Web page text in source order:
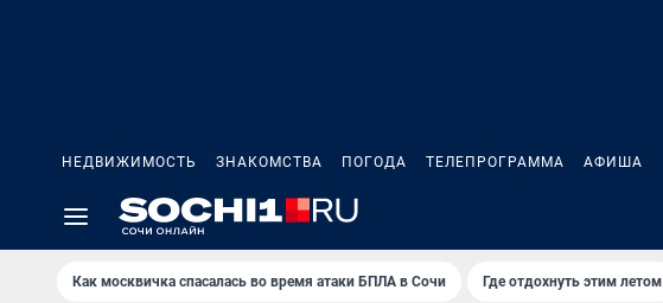
НЕДВИЖИМОСТЬ ЗНАКОМСТВА ПОГОДА ТЕЛЕПРОГРАММА АФИША
Как москвичка спасалась во время атаки БПЛА в Сочи Где отдохнуть этим летом